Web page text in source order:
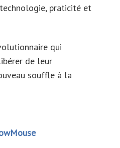
praticité et
qui
de leur
souffle à la